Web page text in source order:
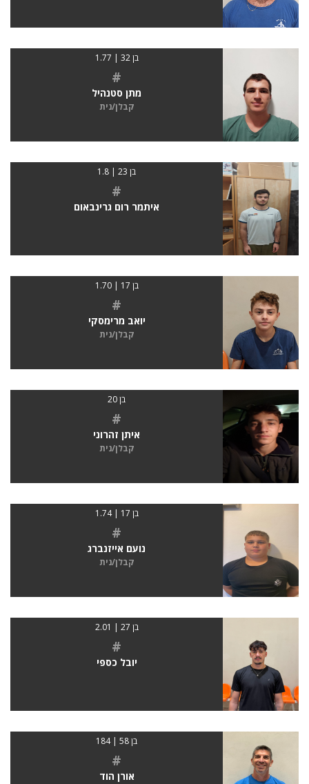
בן 32 | 1.77
#
מתן סטנהיל
קבלן/נית
בן 23 | 1.8
#
איתמר רום גרינבאום
בן 17 | 1.70
#
יואב מרימסקי
קבלן/נית
בן 20
#
איתן זהרוני
קבלן/נית
בן 17 | 1.74
#
נועם אייזנברג
קבלן/נית
בן 27 | 2.01
#
יובל כספי
בן 58 | 184
#
אורן הוד